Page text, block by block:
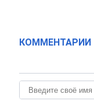
КОММЕНТАРИИ